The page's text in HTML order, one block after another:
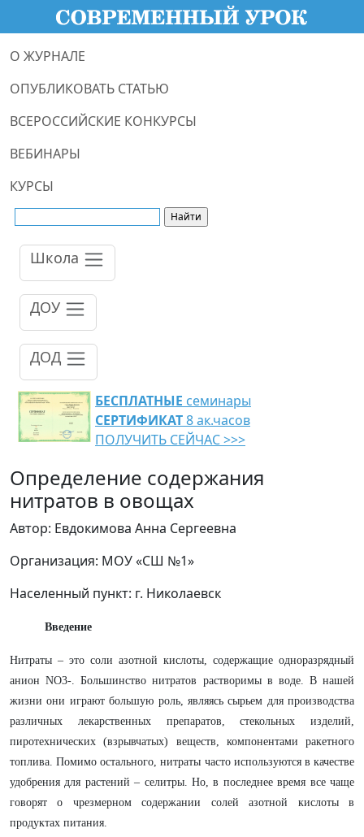
О ЖУРНАЛЕ
ОПУБЛИКОВАТЬ СТАТЬЮ
ВСЕРОССИЙСКИЕ КОНКУРСЫ
ВЕБИНАРЫ
КУРСЫ
Школа
ДОУ
ДОД
БЕСПЛАТНЫЕ семинары
СЕРТИФИКАТ8 ак.часов
ПОЛУЧИТЬ СЕЙЧАС >>>
Определение содержания
нитратов в овощах
Автор: Евдокимова Анна Сергеевна
Организация: МОУ «СШ №1»
Населенный пункт: г. Николаевск
Введение
Нитраты – это соли азотной кислоты, содержащие одноразрядный
анион NO3-. Большинство нитратов растворимы в воде. В нашей
жизни они играют большую роль, являясь сырьем для производства
различных лекарственных препаратов, стекольных изделий,
пиротехнических (взрывчатых) веществ, компонентами ракетного
топлива. Помимо остального, нитраты часто используются в качестве
удобрения для растений – селитры. Но, в последнее время все чаще
говорят о чрезмерном содержании солей азотной кислоты в
продуктах питания.